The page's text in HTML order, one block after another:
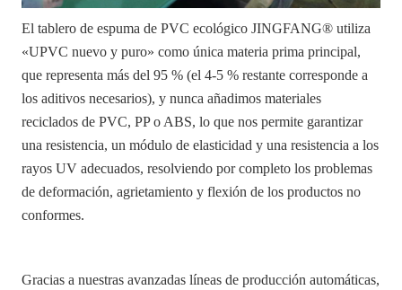
El tablero de espuma de PVC ecológico JINGFANG® utiliza
«UPVC nuevo y puro» como única materia prima principal,
que representa más del 95 % (el 4-5 % restante corresponde a
los aditivos necesarios), y nunca añadimos materiales
reciclados de PVC, PP o ABS, lo que nos permite garantizar
una resistencia, un módulo de elasticidad y una resistencia a los
rayos UV adecuados, resolviendo por completo los problemas
de deformación, agrietamiento y flexión de los productos no
conformes.
Gracias a nuestras avanzadas líneas de producción automáticas,